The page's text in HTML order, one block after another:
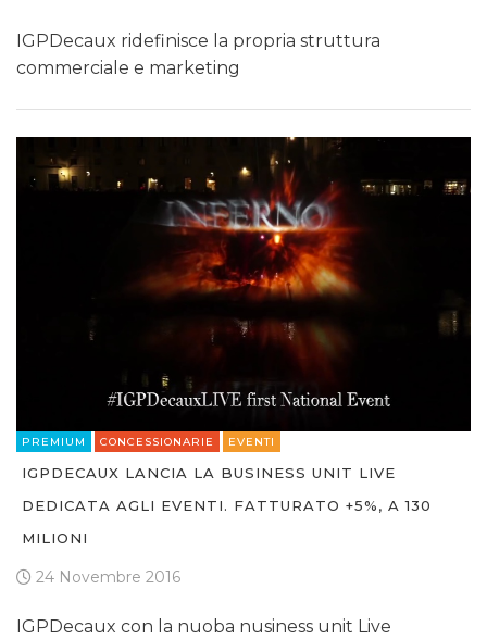
IGPDecaux ridefinisce la propria struttura
commerciale e marketing
PREMIUM CONCESSIONARIE EVENTI
IGPDECAUX LANCIA LA BUSINESS UNIT LIVE
DEDICATA AGLI EVENTI. FATTURATO +5%, A 130
MILIONI
24 Novembre 2016
IGPDecaux con la nuoba nusiness unit Live